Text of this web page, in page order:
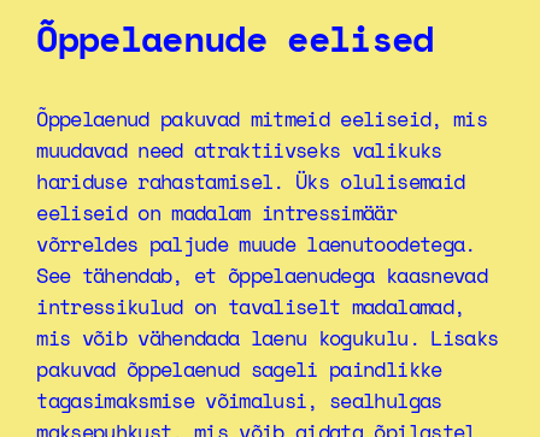
Õppelaenude eelised
Õppelaenud pakuvad mitmeid eeliseid, mis
muudavad need atraktiivseks valikuks
hariduse rahastamisel. Üks olulisemaid
eeliseid on madalam intressimäär
võrreldes paljude muude laenutoodetega.
See tähendab, et õppelaenudega kaasnevad
intressikulud on tavaliselt madalamad,
mis võib vähendada laenu kogukulu. Lisaks
pakuvad õppelaenud sageli paindlikke
tagasimaksmise võimalusi, sealhulgas